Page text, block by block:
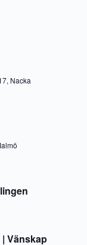
Nacka
Vänskap